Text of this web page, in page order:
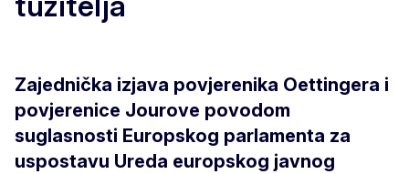
Zajednička izjava povjerenika Oettingera i
povjerenice Jourove povodom
suglasnosti Europskog parlamenta za
uspostavu Ureda europskog javnog